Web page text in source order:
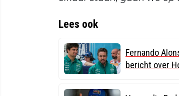
Lees ook
Fernando
bericht over